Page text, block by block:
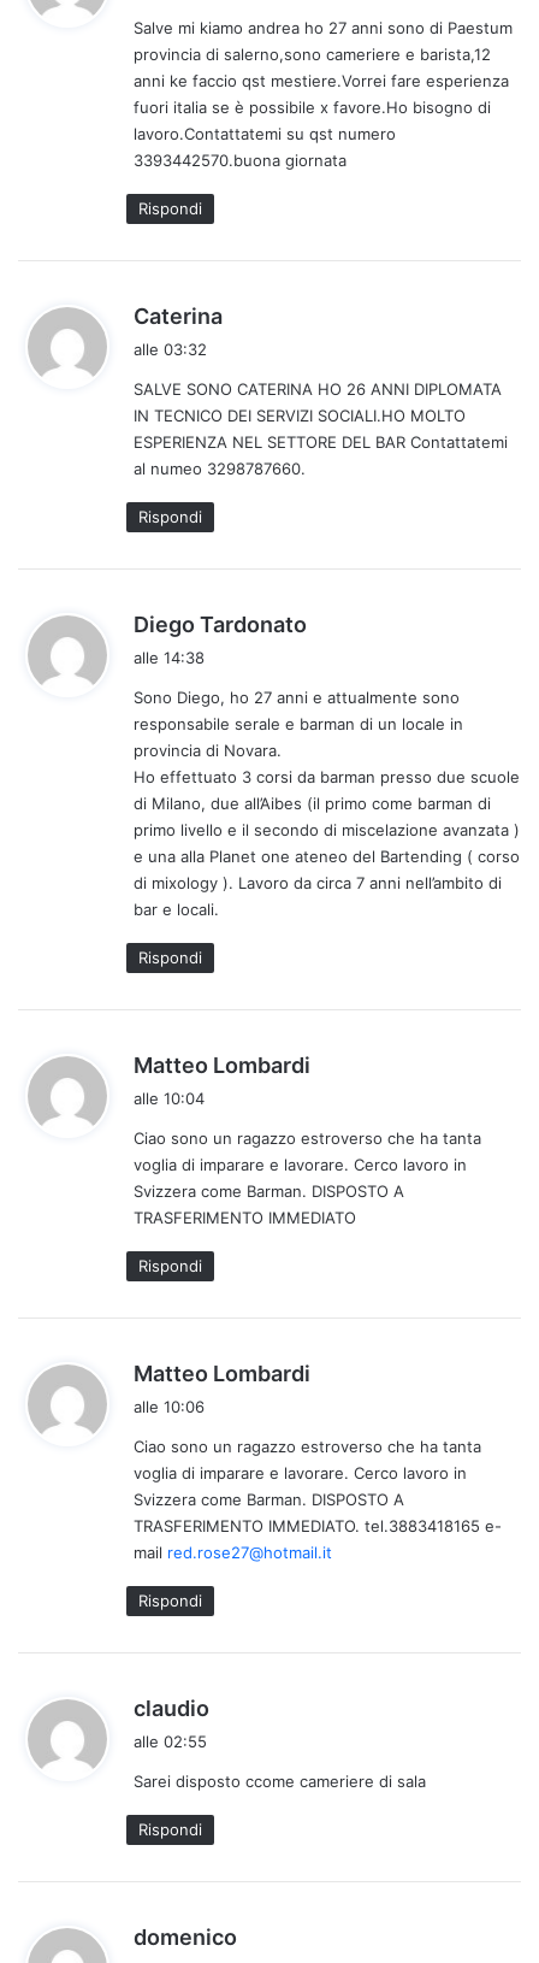
e
t
t
o
:
Salve mi kiamo andrea ho 27 anni sono di Paestum
provincia di salerno,sono cameriere e barista,12
anni ke faccio qst mestiere.Vorrei fare esperienza
fuori italia se è possibile x favore.Ho bisogno di
lavoro.Contattatemi su qst numero
3393442570.buona giornata
Rispondi
Caterina
e
t
o
alle 03:32
SALVE SONO CATERINA HO 26 ANNI DIPLOMATA
IN TECNICO DEI SERVIZI SOCIALI.HO MOLTO
ESPERIENZA NEL SETTORE DEL BAR Contattatemi
al numeo 3298787660.
Rispondi
Diego Tardonato
e
t
o
:
alle 14:38
Sono Diego, ho 27 anni e attualmente sono
responsabile serale e barman di un locale in
provincia di Novara.
Ho effettuato 3 corsi da barman presso due scuole
di Milano, due all’Aibes (il primo come barman di
primo livello e il secondo di miscelazione avanzata )
e una alla Planet one ateneo del Bartending ( corso
di mixology ). Lavoro da circa 7 anni nell’ambito di
bar e locali.
Rispondi
Matteo Lombardi
e
t
t
o
alle 10:04
Ciao sono un ragazzo estroverso che ha tanta
voglia di imparare e lavorare. Cerco lavoro in
Svizzera come Barman. DISPOSTO A
TRASFERIMENTO IMMEDIATO
Rispondi
Matteo Lombardi
e
t
t
o
:
alle 10:06
Ciao sono un ragazzo estroverso che ha tanta
voglia di imparare e lavorare. Cerco lavoro in
Svizzera come Barman. DISPOSTO A
TRASFERIMENTO IMMEDIATO. tel.3883418165 e-
mail red.rose27@hotmail.it
Rispondi
claudio
e
t
t
alle 02:55
Sarei disposto ccome cameriere di sala
Rispondi
domenico